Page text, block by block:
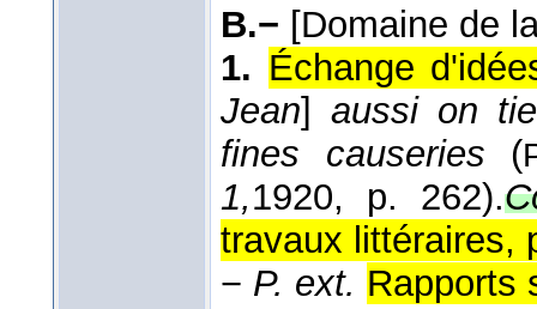
B.− [Domaine de
1. Échange
Jean]aussi on
fines causeries (
1,1920, p. 262).
travaux littéraires,
− P. ext. Rapports